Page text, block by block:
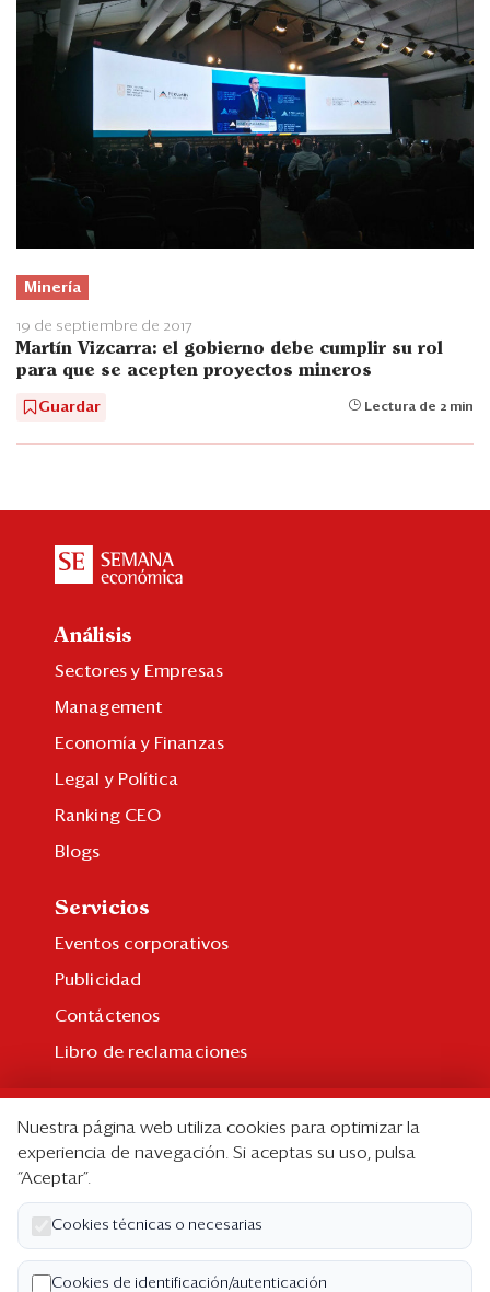
Minería
19 de septiembre de 2017
Martín Vizcarra: el gobierno debe cumplir su rol
para que se acepten proyectos mineros
Guardar Lectura de 2 min
Análisis
Sectores y Empresas
Management
Economía y Finanzas
Legal y Política
Ranking CEO
Blogs
Servicios
Eventos corporativos
Publicidad
Contáctenos
Libro de reclamaciones
Suscripción individual
Paquetes corporativos
Edición Impresa
Nosotros
Nuestra página web utiliza cookies para optimizar la
experiencia de navegación. Si aceptas su uso, pulsa
“Aceptar”.
Cookies técnicas o necesarias
Cookies de identificación/autenticación